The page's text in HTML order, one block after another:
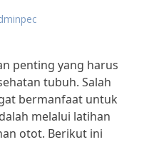
penting yang harus
tubuh. Salah
bermanfaat untuk
melalui latihan
otot. Berikut ini